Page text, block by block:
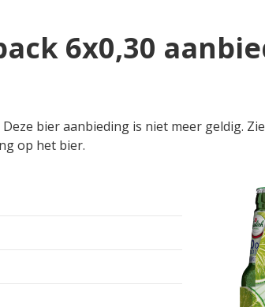
6x0,30
bier aanbieding is niet meer geldig.
op het bier.